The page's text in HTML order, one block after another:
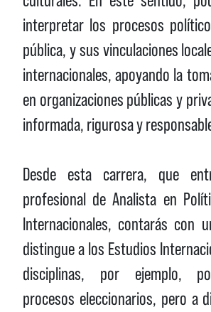
interpretar los procesos
pública, y sus vinculaciones
internacionales, apoyando la
en organizaciones públicas y
informada, rigurosa y
Desde esta carrera, que
profesional de Analista en
Internacionales, contarás con
distingue a los Estudios
disciplinas, por ejemplo,
procesos eleccionarios, pero a